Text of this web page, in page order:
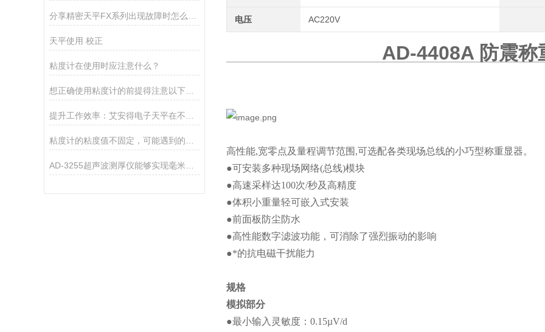
天平使用 校正
粘度计在使用时应注意什么？
想正确使用粘度计的前提得注意以下几点
电压 AC220V
AD-4408A 防震称
高性能,宽零点及量程调节范围 ,可选配各类现场总线的小巧型称重显器。
●可安装多种现场网络(总线)模块
●高速采样达100次/秒及高精度
●体积小重量轻可嵌入式安装
●前面板防尘防水
●高性能数字滤波功能，可消除了强烈振动的影响
●*的抗电磁干扰能力
规格
模拟部分
●最小输入灵敏度： 0.15µV/d